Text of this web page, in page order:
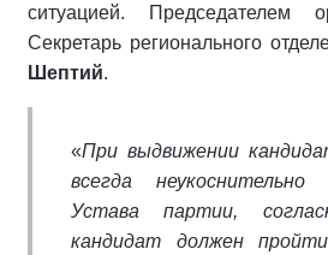
ситуацией. Председателем
Секретарь регионального
Шептий.
«При выдвижении
всегда
Устава партии,
кандидат должен